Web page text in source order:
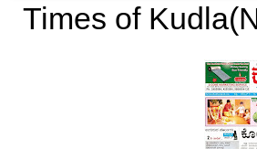
Times of